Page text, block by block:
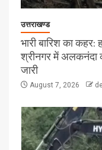
उत्तराखण्ड
भारी बारिश का कहर:
श्रीनगर में
जारी
August 7, 2026